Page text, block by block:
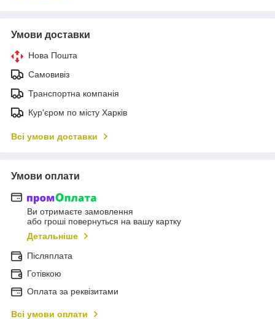
Умови доставки
Нова Пошта
Самовивіз
Транспортна компанія
Кур'єром по місту Харків
Всі умови доставки
Умови оплати
Ви отримаєте замовлення
або гроші повернуться на вашу картку
Детальніше
Післяплата
Готівкою
Оплата за реквізитами
Всі умови оплати